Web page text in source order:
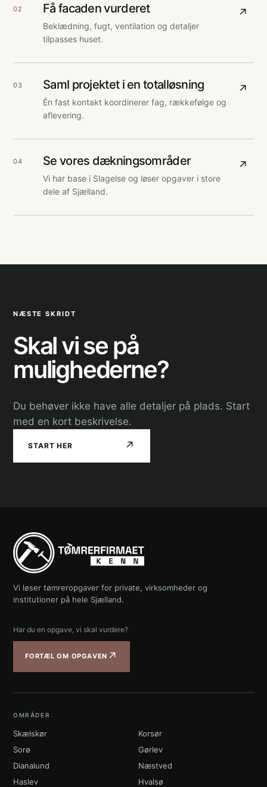
02 Få facaden vurderet
Beklædning, fugt, ventilation og detaljer
tilpasses huset.
↗
03 Saml projektet i en totalløsning
Én fast kontakt koordinerer fag, rækkefølge og
aflevering.
↗
04 Se vores dækningsområder
Vi har base i Slagelse og løser opgaver i store
dele af Sjælland.
↗
NÆSTE SKRIDT
Skal vi se på
mulighederne?
Du behøver ikke have alle detaljer på plads. Start
med en kort beskrivelse.
START HER ↗
Vi løser tømreropgaver for private, virksomheder og
institutioner på hele Sjælland.
Har du en opgave, vi skal vurdere?
FORTÆL OM OPGAVEN ↗
OMRÅDER
Skælskør
Korsør
Sorø
Gørlev
Dianalund
Næstved
Haslev
Hvalsø